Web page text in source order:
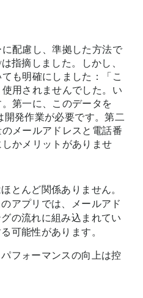
に配慮し、準拠した方法で
指摘しました。しかし、
も明確にしました：「こ
用されませんでした。い
第一に、このデータを
発作業が必要です。第二
メールアドレスと電話番
かメリットがありませ
とんど関係ありません。
アプリでは、メールアド
の流れに組み込まれてい
可能性があります。
フォーマンスの向上は控